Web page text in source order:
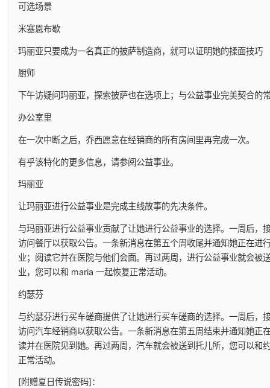
可选场景
米塞恩布歇
玛丽亚只要成为一名真正的披萨制造商，就可以证明她的揉面技巧
厨师
下午访疑问玛丽亚，探索披萨也在选项上；与公益事业完美契合的
办公室里
在一次中断之后，乔西愿意在经销商的所有房间里再完成一次。
有乎该特化的更多信息，请参阅公益事业。
玛丽亚
让玛丽亚进行公益事业是完成主线故事的先决条件。
与玛丽亚进行公益事业贡献了让她进行公益事业的选择。一周后，
访问餐厅以获取公告。一条新消息在第五个周收尾并通知她正在进
业；阅读它并在医院与他们会面。再过两周，进行公益事业就会被
业，您可以和 maria 一起恢复正常活动。
约瑟芬
与约瑟芬进行买车磋商提供了让她进行买车磋商的选择。一周后，
访问汽车经销商以获取公告。一条新消息在第五周结束并通知她正
读并在医院见到她。再过两周，汽车就会被送到托儿所，您可以和
正常活动。
[附赠夏日传说密码]：